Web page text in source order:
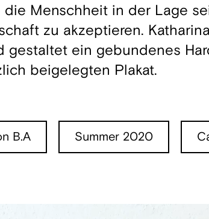
Menschheit in der Lage
zu akzeptieren.
gestaltet ein gebundenes
beigelegten Plakat.
B.A Summer 2020